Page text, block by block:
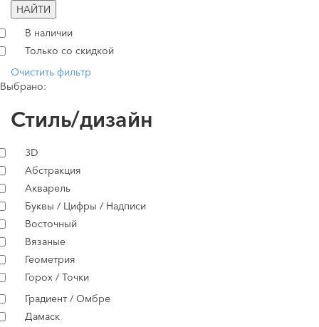
НАЙТИ
В наличии
Только со скидкой
Очистить фильтр
Выбрано:
Стиль/дизайн
3D
Абстракция
Акварель
Буквы / Цифры / Надписи
Восточный
Вязаные
Геометрия
Горох / Точки
Градиент / Омбре
Дамаск